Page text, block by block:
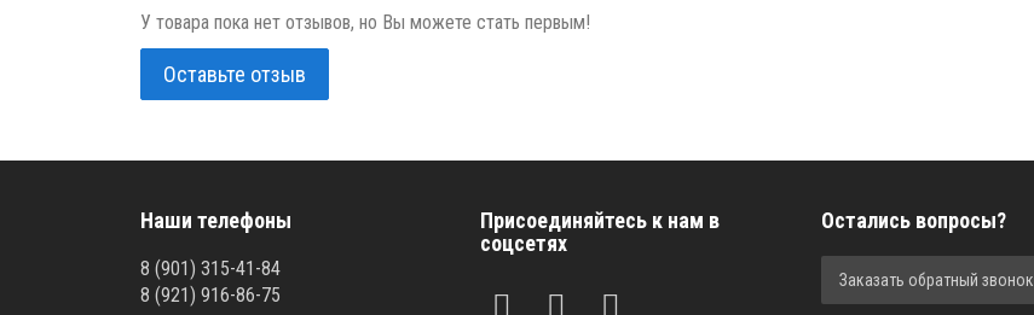
У товара пока нет отзывов, но Вы можете стать первым!
Оставьте отзыв
Наши телефоны
8 (901) 315-41-84
8 (921) 916-86-75
Присоединяйтесь к нам в
соцсетях
Остались вопросы?
Заказать обратный звонок